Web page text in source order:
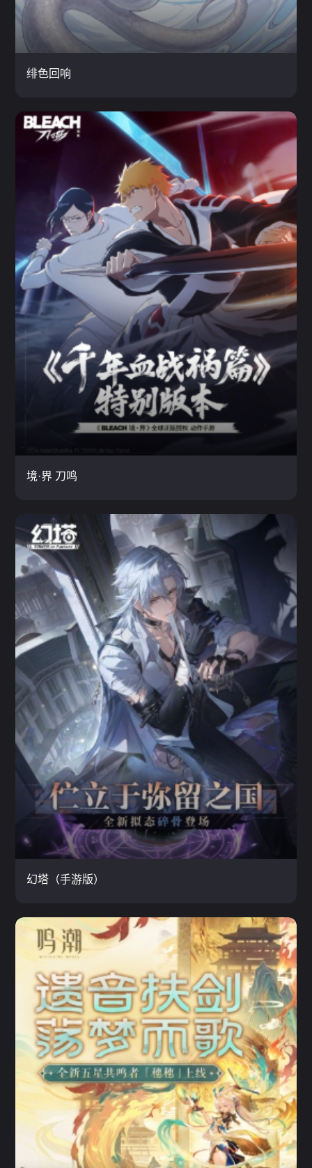
绯色回响
境·界 刀鸣
境·界 刀鸣
3D / 动作 / 二次元
幻塔（手游版）
幻塔（手游版）
开放世界 / 科幻 / 捏脸